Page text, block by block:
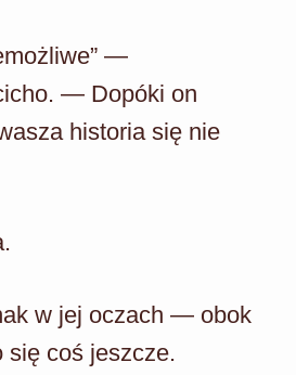
—
— Dopóki on
historia się nie
w jej oczach — obok
się coś jeszcze.